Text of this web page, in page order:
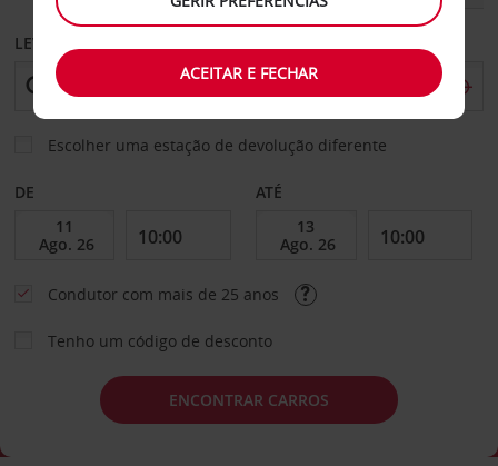
LEVANTAR EM
Escolher uma estação de devolução diferente
DE ATÉ
Condutor com mais de 25 anos
Tenho um código de desconto
ENCONTRAR CARROS
ACEITAR E FECHAR